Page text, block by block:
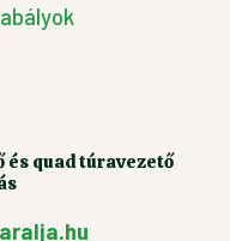
quad túravezető